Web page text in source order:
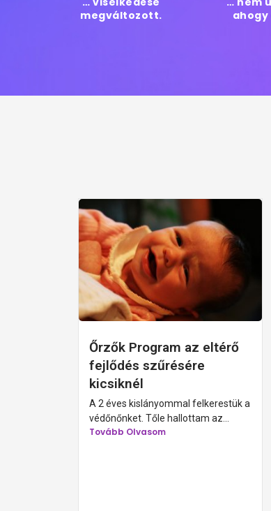
megváltozott.
Őrzők Program az eltérő
fejlődés szűrésére
kicsiknél
A 2 éves kislányommal felkerestük a
védőnőnket. Tőle hallottam az...
Tovább Olvasom